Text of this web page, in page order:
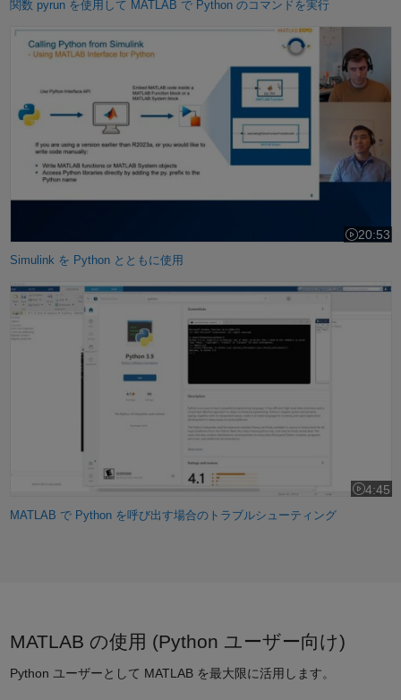
関数 pyrun を使用して MATLAB で Python のコマンドを実行
Simulink を Python とともに使用
20:53
ビデオの
Simulink を Python とともに使用
MATLAB で Python を呼び出す場合のトラブルシューティング
4:45
ビデオ
MATLAB で Python を呼び出す場合のトラブルシューティング
MATLAB の使用 (Python ユーザー向け)
Python ユーザーとして MATLAB を最大限に活用します。